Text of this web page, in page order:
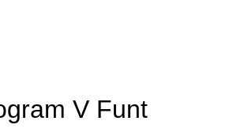
V Funt